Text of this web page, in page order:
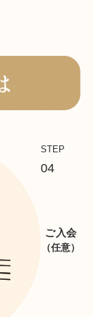
STEP
04
ご入会
（任意）